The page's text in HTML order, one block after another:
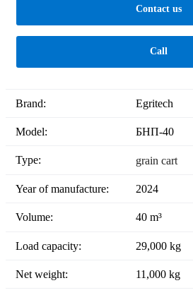
Contact us
Call
Brand: Egritech
Model: БНП-40
Type: grain cart
Year of manufacture: 2024
Volume: 40 m³
Load capacity: 29,000 kg
Net weight: 11,000 kg